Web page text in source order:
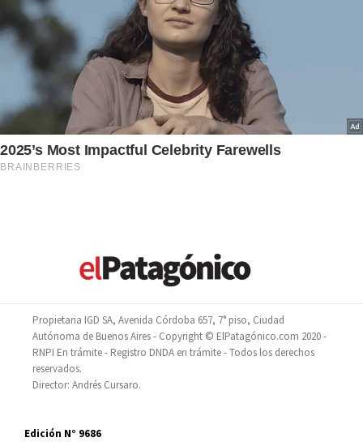
Propietaria IGD SA, Avenida Córdoba 657, 7° piso, Ciudad
Autónoma de Buenos Aires - Copyright © ElPatagónico.com 2020 -
RNPI En trámite - Registro DNDA en trámite - Todos los derechos
reservados.
Director: Andrés Cursaro.
Edición N° 9686